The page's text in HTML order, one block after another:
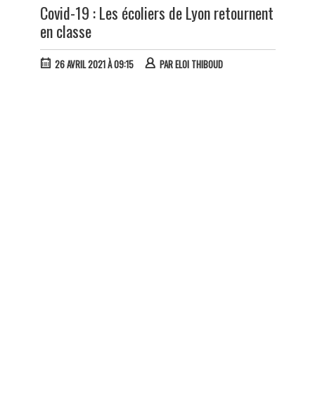
Covid-19 : Les écoliers de Lyon retournent
en classe
26 AVRIL 2021 À 09:15 PARELOI THIBOUD